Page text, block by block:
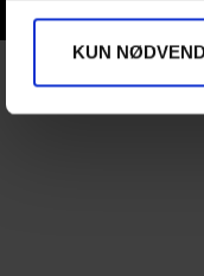
KUN